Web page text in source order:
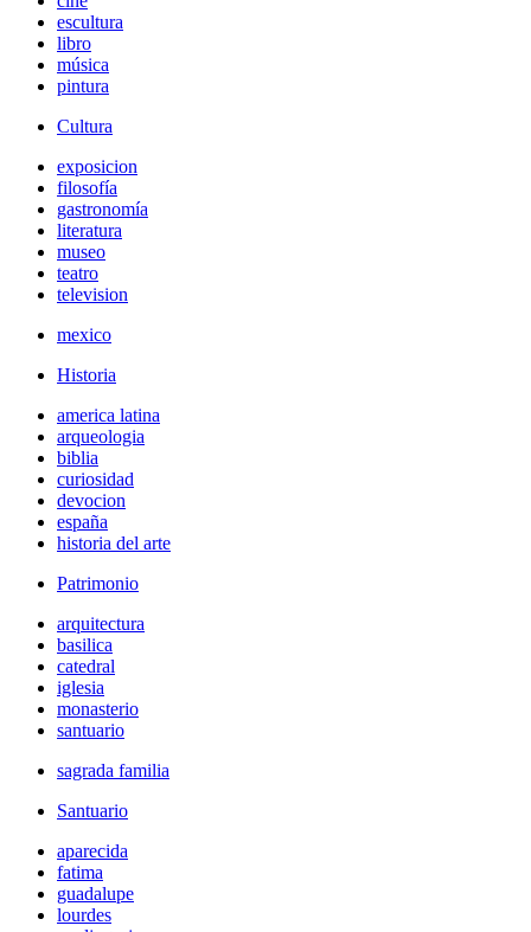
escultura
libro
música
pintura
Cultura
exposicion
filosofía
gastronomía
literatura
museo
teatro
television
mexico
Historia
america latina
arqueologia
biblia
curiosidad
devocion
españa
historia del arte
Patrimonio
arquitectura
basilica
catedral
iglesia
monasterio
santuario
sagrada familia
Santuario
aparecida
fatima
guadalupe
lourdes